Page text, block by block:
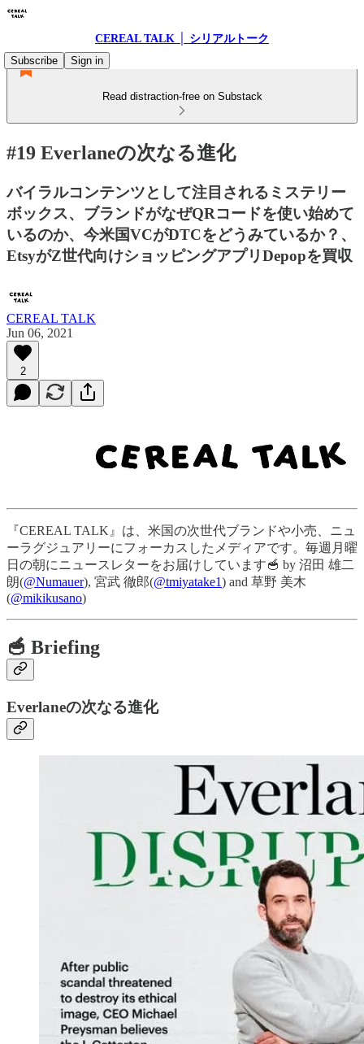
CEREAL TALK │ シリアルトーク
Subscribe
Sign in
Read distraction-free on Substack
#19 Everlaneの次なる進化
バイラルコンテンツとして注目されるミステリー
ボックス、ブランドがなぜQRコードを使い始めて
いるのか、今米国VCがDTCをどうみているか？、
EtsyがZ世代向けショッピングアプリDepopを買収
CEREAL TALK
Jun 06, 2021
2
『CEREAL TALK』は、米国の次世代ブランドや小売、ニュ
ーラグジュアリーにフォーカスしたメディアです。毎週月曜
日の朝にニュースレターをお届けしています🥣 by 沼田 雄二
朗(@Numauer), 宮武 徹郎(@tmiyatake1) and 草野 美木
(@mikikusano)
🥣 Briefing
Everlaneの次なる進化